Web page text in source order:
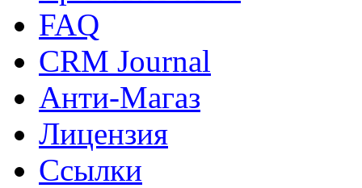
FAQ
CRM Journal
Анти-Магаз
Лицензия
Ссылки